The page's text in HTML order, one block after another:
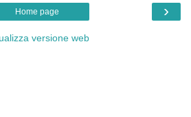
›
Home page
versione web